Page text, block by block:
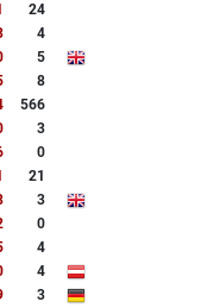
24
4
5
8
566
3
0
21
3
0
4
4
3